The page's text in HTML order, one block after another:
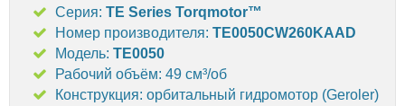
Серия: TE Series Torqmotor™
Номер производителя: TE0050CW260KAAD
Модель: TE0050
Рабочий объём: 49 см³/об
Конструкция: орбитальный гидромотор (Geroler)